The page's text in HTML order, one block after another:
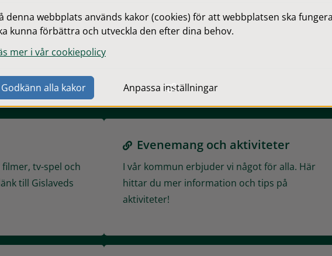
priser Gislebadet och Hörsjöbadet Simhall, Gislebadet
tv-spel och
till Gislaveds
Evenemang och aktiviteter
I vår kommun erbjuder vi något för alla. Här
hittar du mer information och tips på
aktiviteter!
denna webbplats används kakor (cookies) för att webbplatsen ska
kunna förbättra och utveckla den efter dina behov.
mer i vår cookiepolicy
Godkänn alla kakor Anpassa inställningar